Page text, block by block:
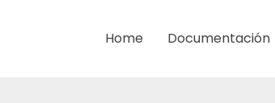
Home Documentación